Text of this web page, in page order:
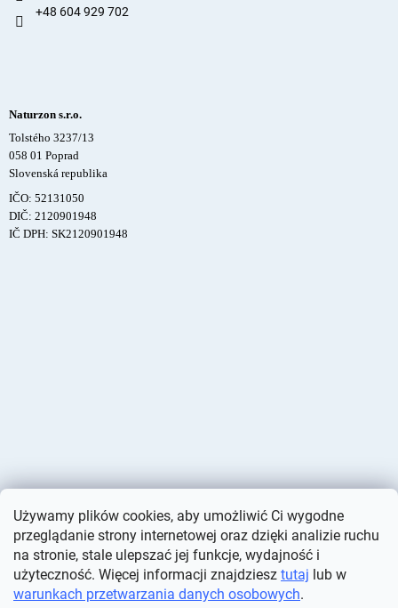
Używamy plików cookies, aby umożliwić Ci wygodne
przeglądanie strony internetowej oraz dzięki analizie ruchu
na stronie, stale ulepszać jej funkcje, wydajność i
użyteczność. Więcej informacji znajdziesz tutaj lub w
warunkach przetwarzania danych osobowych.
+48 604 929 702
Naturzon s.r.o.
Tolstého 3237/13
058 01 Poprad
Slovenská republika
IČO: 52131050
DIČ: 2120901948
IČ DPH: SK2120901948